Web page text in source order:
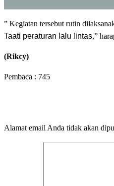
” Kegiatan tersebut rutin
Taati peraturan lalu lintas,”
(Rikcy)
Pembaca : 745
Alamat email Anda tidak akan